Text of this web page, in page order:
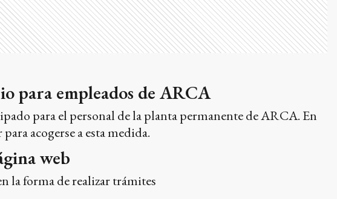
para empleados de ARCA
para el personal de la planta permanente de ARCA. En
acogerse a esta medida.
web
la forma de realizar trámites